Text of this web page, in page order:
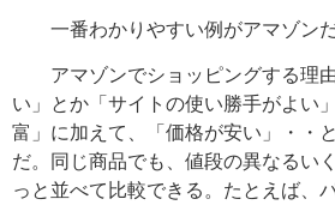
一番わかりやすい例がアマゾンだ
アマゾンでショッピングする理
い」とか「サイトの使い勝手がよい
富」に加えて、「価格が安い」・・
だ。同じ商品でも、値段の異なるい
っと並べて比較できる。たとえば、